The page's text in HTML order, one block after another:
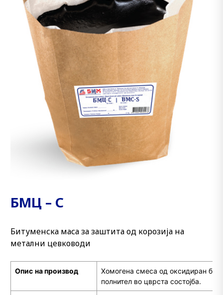
БМЦ – С
Битуменска маса за заштита од корозија на
метални цевководи
Опис на производ
Хомогена смеса од оксидиран
полнител во цврста состојба.